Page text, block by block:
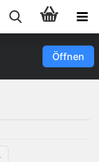
Öffnen